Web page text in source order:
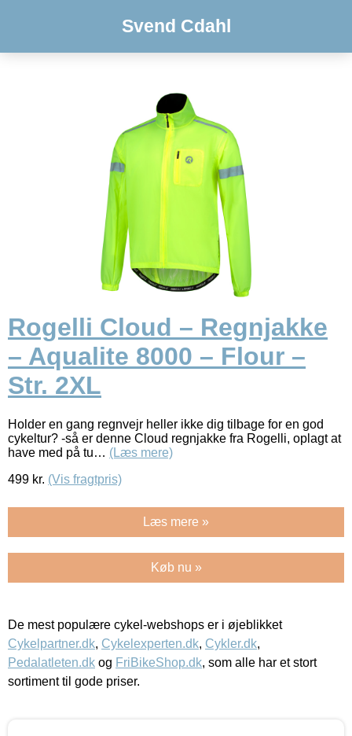
Svend Cdahl
Rogelli Cloud – Regnjakke
– Aqualite 8000 – Flour –
Str. 2XL
Holder en gang regnvejr heller ikke dig tilbage for en god
cykeltur? -så er denne Cloud regnjakke fra Rogelli, oplagt at
have med på tu… (Læs mere)
499 kr. (Vis fragtpris)
Læs mere »
Køb nu »
De mest populære cykel-webshops er i øjeblikket
Cykelpartner.dk, Cykelexperten.dk, Cykler.dk,
Pedalatleten.dk og FriBikeShop.dk, som alle har et stort
sortiment til gode priser.